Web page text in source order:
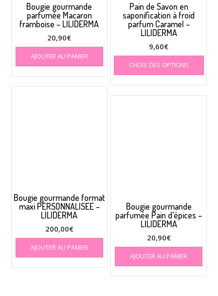
Bougie gourmande
parfumée Macaron
framboise – LILIDERMA
20,90€
AJOUTER AU PANIER
Pain de Savon en
saponification à froid
parfum Caramel –
LILIDERMA
9,60€
CHOIX DES OPTIONS
Ce
a
Bougie gourmande format
maxi PERSONNALISEE –
LILIDERMA
200,00€
AJOUTER AU PANIER
Bougie gourmande
parfumée Pain d’épices –
LILIDERMA
20,90€
AJOUTER AU PANIER